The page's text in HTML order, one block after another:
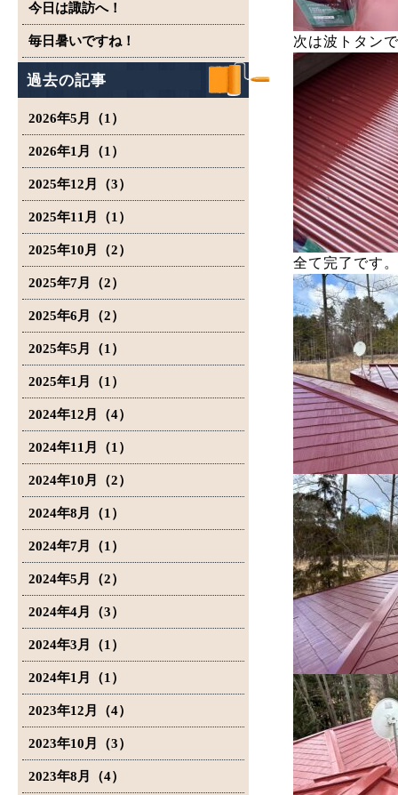
今日は諏訪へ！
毎日暑いですね！
過去の記事
2026年5月（1）
2026年1月（1）
2025年12月（3）
2025年11月（1）
2025年10月（2）
2025年7月（2）
2025年6月（2）
2025年5月（1）
2025年1月（1）
2024年12月（4）
2024年11月（1）
2024年10月（2）
2024年8月（1）
2024年7月（1）
2024年5月（2）
2024年4月（3）
2024年3月（1）
2024年1月（1）
2023年12月（4）
2023年10月（3）
2023年8月（4）
次は波トタン
全て完了です。